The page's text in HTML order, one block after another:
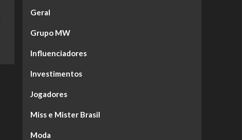
Geral
Grupo MW
Influenciadores
Investimentos
Jogadores
Miss e Mister Brasil
Moda